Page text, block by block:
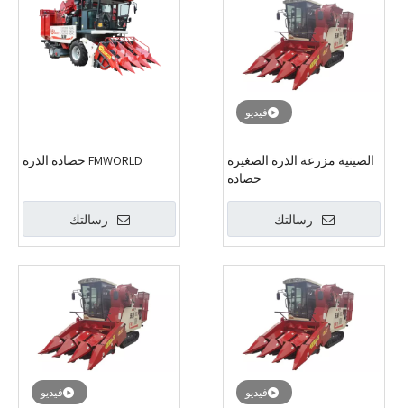
FMWORLD حصادة الذرة
رسالتك
فيديو
الصينية مزرعة الذرة الصغيرة
حصادة
رسالتك
فيديو فيديو